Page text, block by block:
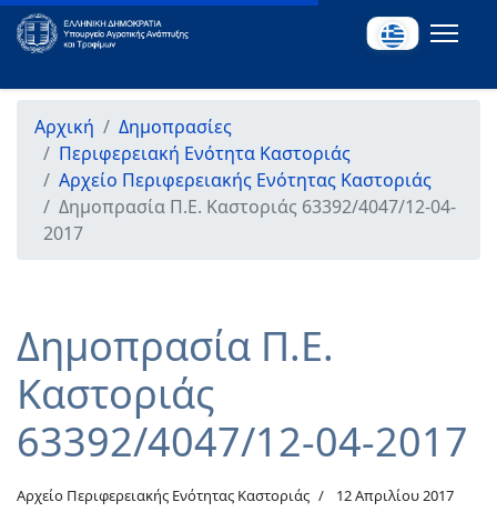
Αρχική
Δημοπρασίες
Περιφερειακή Ενότητα Καστοριάς
Αρχείο Περιφερειακής Ενότητας Καστοριάς
Δημοπρασία Π.Ε. Καστοριάς 63392/4047/12-04-
2017
Δημοπρασία Π.Ε.
Καστοριάς
63392/4047/12-04-2017
Αρχείο Περιφερειακής Ενότητας Καστοριάς 12 Απριλίου 2017